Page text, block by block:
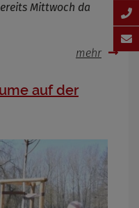
Mittwoch da
mehr
auf der